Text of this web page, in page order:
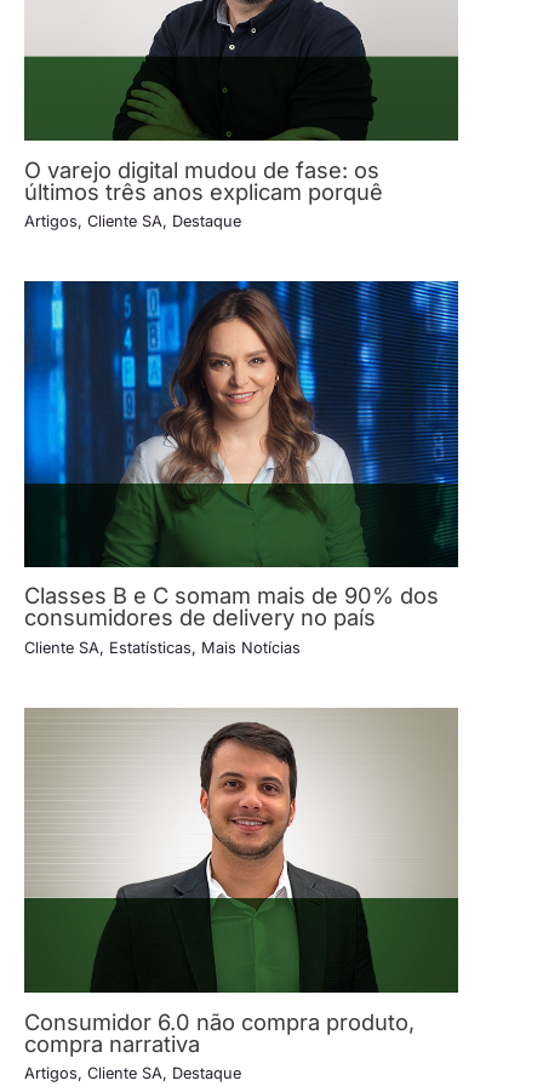
O varejo digital mudou de fase: os
últimos três anos explicam porquê
Artigos, Cliente SA, Destaque
Classes B e C somam mais de 90% dos
consumidores de delivery no país
Cliente SA, Estatísticas, Mais Notícias
Consumidor 6.0 não compra produto,
compra narrativa
Artigos, Cliente SA, Destaque